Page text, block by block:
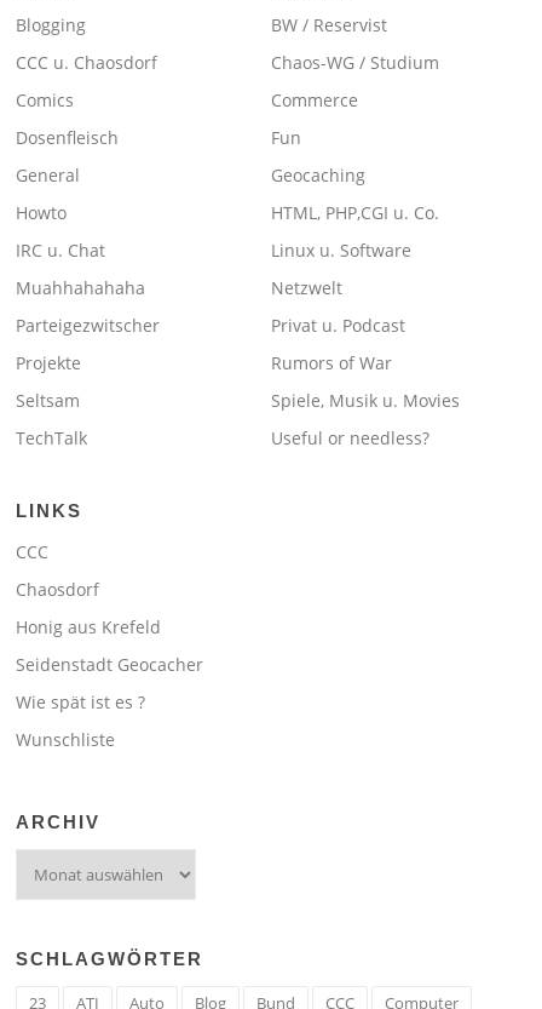
Blogging
BW / Reservist
CCC u. Chaosdorf
Chaos-WG / Studium
Comics
Commerce
Dosenfleisch
Fun
General
Geocaching
Howto
HTML, PHP,CGI u. Co.
IRC u. Chat
Linux u. Software
Muahhahahaha
Netzwelt
Parteigezwitscher
Privat u. Podcast
Projekte
Rumors of War
Seltsam
Spiele, Musik u. Movies
TechTalk
Useful or needless?
LINKS
CCC
Chaosdorf
Honig aus Krefeld
Seidenstadt Geocacher
Wie spät ist es ?
Wunschliste
ARCHIV
SCHLAGWÖRTER
23 ATI Auto Blog Bund CCC Computer